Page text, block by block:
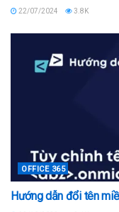
22/07/2024 3.8K
OFFICE 365
Hướng dẫn đổi tên